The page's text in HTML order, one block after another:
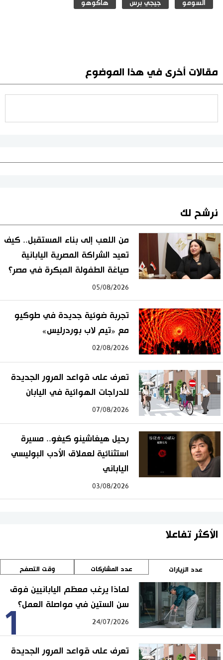
السومو جيجي برس هاكوهو
مقالات أخرى في هذا الموضوع
نرشح لك
من اللعب إلى بناء المستقبل.. كيف
تعيد الشراكة المصرية اليابانية
صياغة الطفولة المبكرة في مصر؟
05/08/2026
تجربة ضوئية جديدة في طوكيو
مع «تيم لاب بوردرليس»
02/08/2026
تعرف على قواعد المرور الجديدة
للدراجات الهوائية في اليابان
07/08/2026
رحيل هيغاشينو كيغو.. مسيرة
استثنائية لعملاق الأدب البوليسي
الياباني
03/08/2026
الأكثر تفاعلا
عدد الزيارات عدد المشاركات وقت التصفح
1
لماذا يرغب معظم اليابانيين فوق
سن الستين في مواصلة العمل؟
24/07/2026
تعرف على قواعد المرور الجديدة